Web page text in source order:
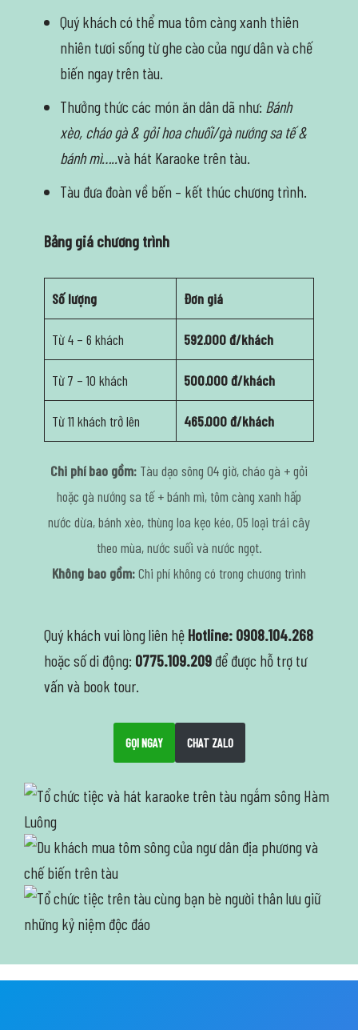
Quý khách có thể mua tôm càng xanh thiên
nhiên tươi sống từ ghe cào của ngư dân và chế
biến ngay trên tàu.
Thưởng thức các món ăn dân dã như: Bánh
xèo, cháo gà & gỏi hoa chuối/gà nướng sa tế &
bánh mì…..và hát Karaoke trên tàu.
Tàu đưa đoàn về bến – kết thúc chương trình.
Bảng giá chương trình
Số lượng Đơn giá
Từ 4 – 6 khách 592.000 đ/khách
Từ 7 – 10 khách 500.000 đ/khách
Từ 11 khách trở lên 465.000 đ/khách
Chi phí bao gồm: Tàu dạo sông 04 giờ, cháo gà + gỏi
hoặc gà nướng sa tế + bánh mì, tôm càng xanh hấp
nước dừa, bánh xèo, thùng loa kẹo kéo, 05 loại trái cây
theo mùa, nước suối và nước ngọt.
Không bao gồm:Chi phí không có trong chương trình
Quý khách vui lòng liên hệ Hotline: 0908.104.268
hoặc số di động: 0775.109.209 để được hỗ trợ tư
vấn và book tour.
GỌI NGAY CHAT ZALO